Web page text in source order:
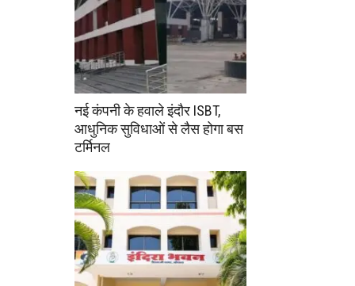
नई कंपनी के हवाले इंदौर ISBT,
आधुनिक सुविधाओं से लैस होगा बस
टर्मिनल